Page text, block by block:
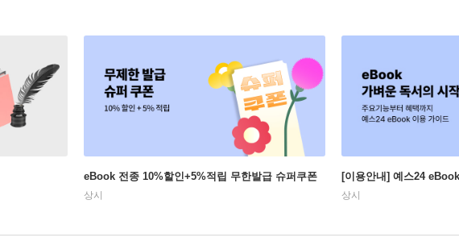
eBook 전종 10%할인+5%적립 무한발급 슈퍼쿠폰
상시
[이용안내] 예스24
상시